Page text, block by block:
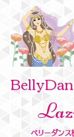
ベリーダン